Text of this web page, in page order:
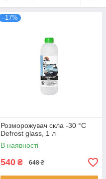
–17%
Розморожувач скла -30 °С
Defrost glass, 1 л
В наявності
540 ₴ 648 ₴